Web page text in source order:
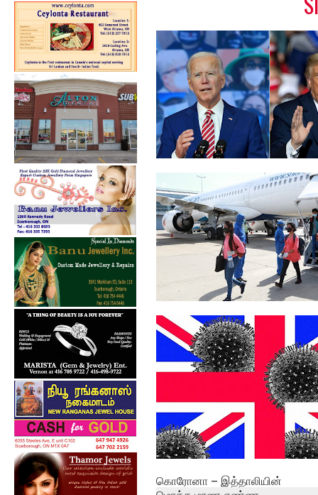
அமெரிக்க ஜனாதிபதி தேர்தல்
: நியூயோர...
சிங்கப்பூரில் சிக்கித் தவித்த
மாணவர...
கொரோனா – இத்தாலியின்